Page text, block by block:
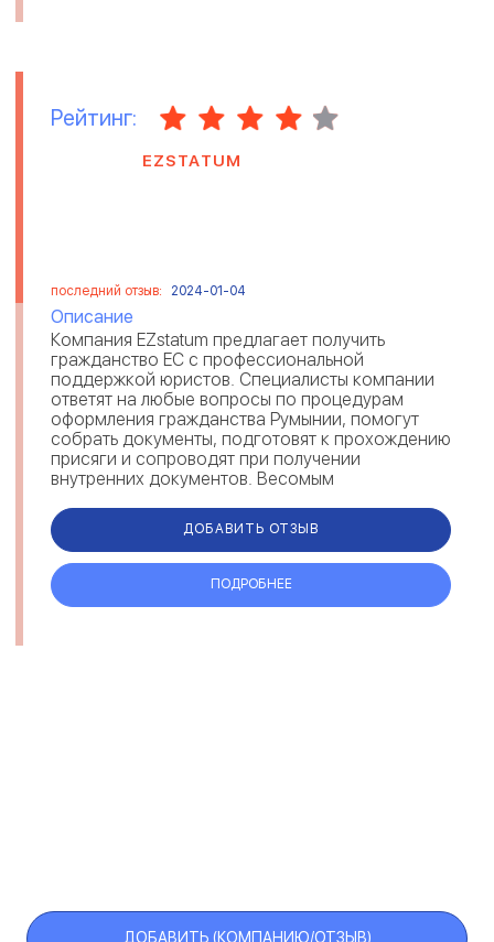
Рейтинг:
EZSTATUM
последний отзыв: 2024-01-04
Описание
Компания EZstatum предлагает получить
гражданство ЕС с профессиональной
поддержкой юристов. Специалисты компании
ответят на любые вопросы по процедурам
оформления гражданства Румынии, помогут
собрать документы, подготовят к прохождению
присяги и сопроводят при получении
внутренних документов. Весомым
максимально короткие сроки. Каждый...
ДОБАВИТЬ ОТЗЫВ
ПОДРОБНЕЕ
ДОБАВИТЬ (КОМПАНИЮ/ОТЗЫВ)